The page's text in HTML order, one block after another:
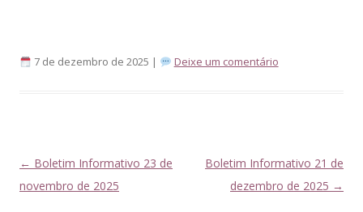
7 de dezembro de 2025 | Deixe um comentário
Navegação
de
← Boletim Informativo 23 de
novembro de 2025
Boletim Informativo 21 de
dezembro de 2025 →